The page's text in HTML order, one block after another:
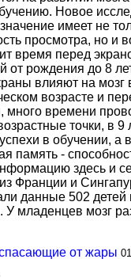
Новое
имеет не
просмотра, но и
время перед
от рождения до 8
влияют на мозг
возрасте и
много времени
точки, в 9
в обучении, а
память -
здесь и
Франции и
данные 502
У младенцев мозг
от жары